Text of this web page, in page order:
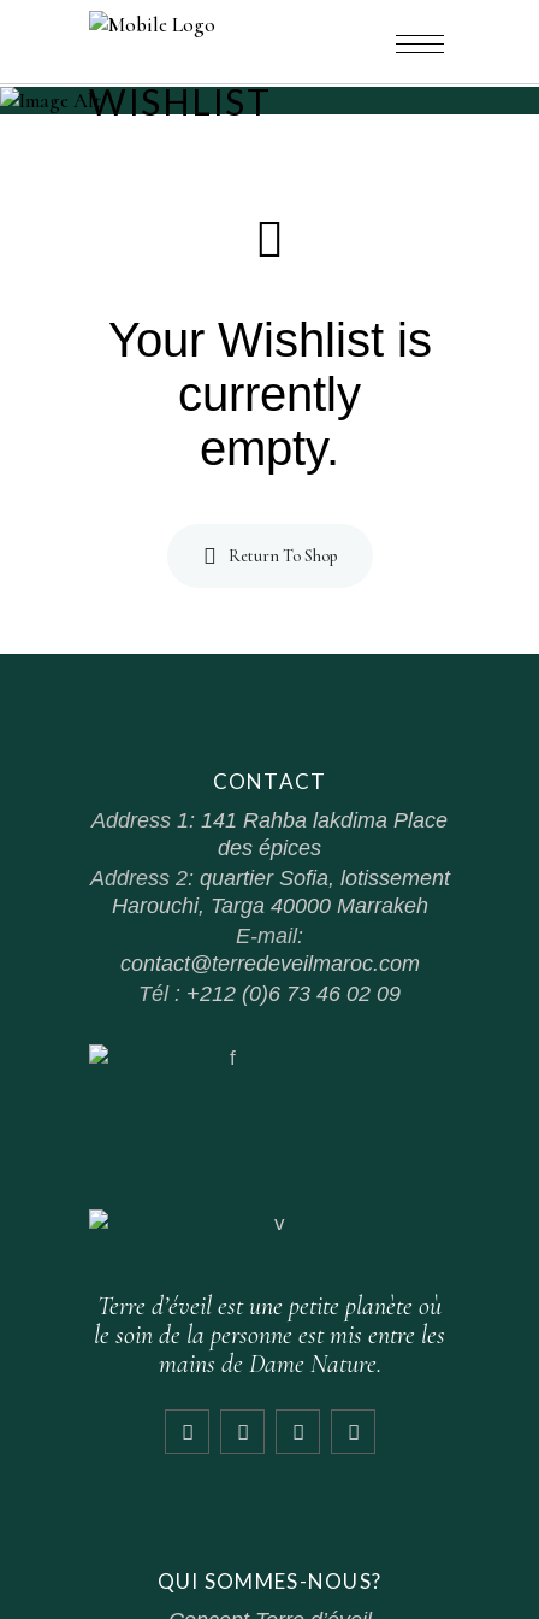
WISHLIST
Your Wishlist is
currently
empty.
Return To Shop
CONTACT
Address 1: 141 Rahba lakdima Place
des épices
Address 2: quartier Sofia, lotissement
Harouchi, Targa 40000 Marrakeh
E-mail:
contact@terredeveilmaroc.com
Tél : +212 (0)6 73 46 02 09
Terre d’éveil est une petite planète où
le soin de la personne est mis entre les
mains de Dame Nature.
QUI SOMMES-NOUS?